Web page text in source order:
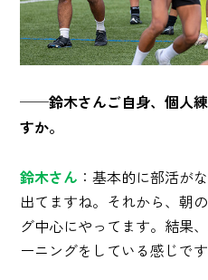
──鈴木さんご自身、個人
すか。
鈴木さん ：基本的に部活が
出てますね。それから、朝
グ中心にやってます。結果
ーニングをしている感じです